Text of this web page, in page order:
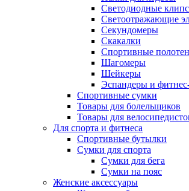
Светодиодные
Светоотражающие
Секундомеры
Скакалки
Спортивные
Шагомеры
Шейкеры
Эспандеры и
Спортивные сумки
Товары для болельщиков
Товары для
Для спорта и фитнеса
Спортивные бутылки
Сумки для спорта
Сумки для бега
Сумки на пояс
Женские аксессуары